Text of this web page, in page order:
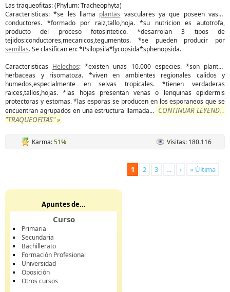
Las traqueofitas: (Phylum: Tracheophyta)
Caracteristicas: *se les llama plantas vasculares ya que poseen vasos
conductores. *formado por raiz,tallo,hoja. *su nutricion es autotrofa,
producto del proceso fotosintetico. *desarrolan 3 tipos de
tejidos:conductores,mecanicos,tegumentos. *se pueden producir por
semillas. Se clasifican en: *Psilopsila*lycopsida*sphenopsida.
Caracteristicas Helechos: *existen unas 10.000 especies. *son plantas
herbaceas y risomatoza. *viven en ambientes regionales calidos y
humedos,especialmente en selvas tropicales. *tienen verdaderas
raices,tallos,hojas. *las hojas presentan venas o lenquinas epidermis
protectoras y estomas. *las esporas se producen en los esporaneos que se
encuentran agrupados en una estructura llamada... CONTINUAR LEYENDO
"TRAQUEOFITAS" »
Karma:51% Visitas: 180.116
1 2 3 … › » Última
Apuntes de...
Curso
Primaria
Secundaria
Bachillerato
Formación Profesional
Universidad
Oposición
Otros cursos